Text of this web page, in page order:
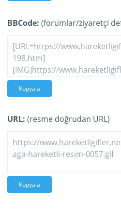
BBCode: (forumlar/ziyaretçi
Kopyala
URL: (resme doğrudan URL)
Kopyala